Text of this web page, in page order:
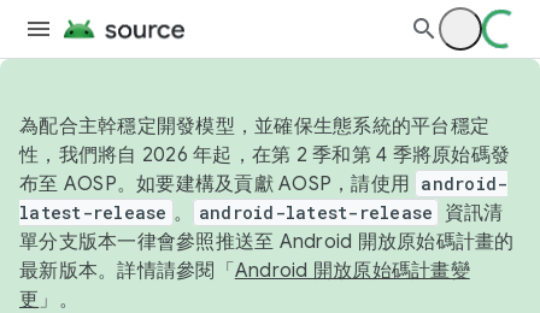
為配合主幹穩定開發模型，並確保生態系統的平台穩定
性，我們將自 2026 年起，在第 2 季和第 4 季將原始碼發
布至 AOSP。如要建構及貢獻 AOSP，請使用 android-
latest-release 。 android-latest-release
資訊清
單分支版本一律會參照推送至 Android 開放原始碼計畫的
最新版本。詳情請參閱「 Android 開放原始碼計畫變
更 」。